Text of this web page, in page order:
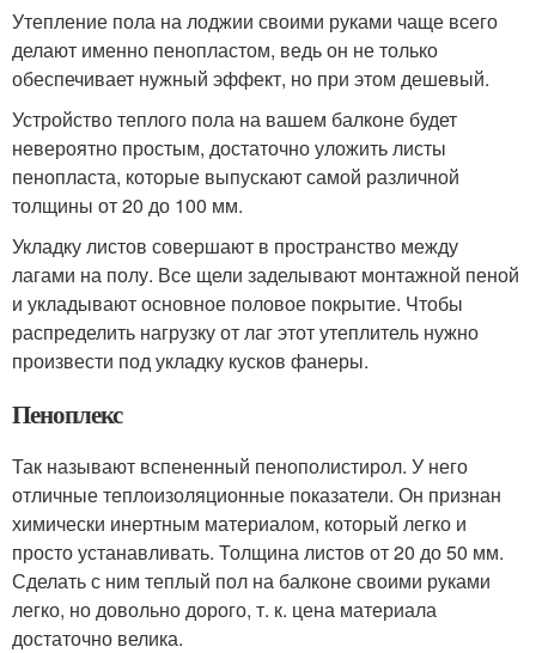
Утепление пола на лоджии своими руками чаще всего
делают именно пенопластом, ведь он не только
обеспечивает нужный эффект, но при этом дешевый.
Устройство теплого пола на вашем балконе будет
невероятно простым, достаточно уложить листы
пенопласта, которые выпускают самой различной
толщины от 20 до 100 мм.
Укладку листов совершают в пространство между
лагами на полу. Все щели заделывают монтажной пеной
и укладывают основное половое покрытие. Чтобы
распределить нагрузку от лаг этот утеплитель нужно
произвести под укладку кусков фанеры.
Пеноплекс
Так называют вспененный пенополистирол. У него
отличные теплоизоляционные показатели. Он признан
химически инертным материалом, который легко и
просто устанавливать. Толщина листов от 20 до 50 мм.
Сделать с ним теплый пол на балконе своими руками
легко, но довольно дорого, т. к. цена материала
достаточно велика.